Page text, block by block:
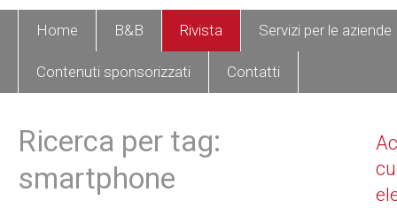
Home B&B Rivista Servizi per le aziende
Contenuti sponsorizzati Contatti
Ricerca per tag:
smartphone